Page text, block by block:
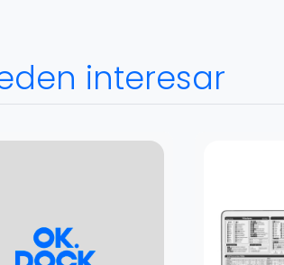
interesar